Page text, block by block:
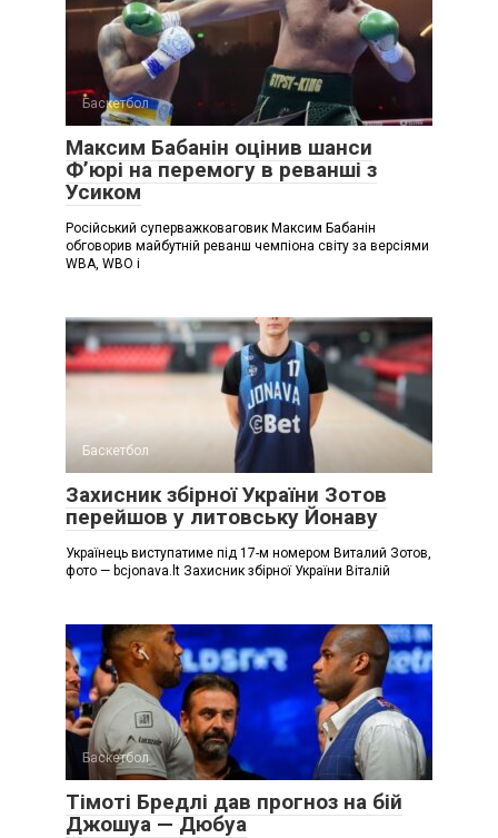
Баскетбол
Максим Бабанін оцінив шанси
Ф’юрі на перемогу в реванші з
Усиком
Російський суперважковаговик Максим Бабанін
обговорив майбутній реванш чемпіона світу за версіями
WBA, WBO і
Баскетбол
Захисник збірної України Зотов
перейшов у литовську Йонаву
Українець виступатиме під 17-м номером Виталий Зотов,
фото — bcjonava.lt Захисник збірної України Віталій
Баскетбол
Тімоті Бредлі дав прогноз на бій
Джошуа — Дюбуа